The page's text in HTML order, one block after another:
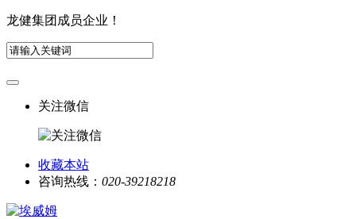
龙健集团成员企业！
关注微信
收藏本站
咨询热线： 020-39218218